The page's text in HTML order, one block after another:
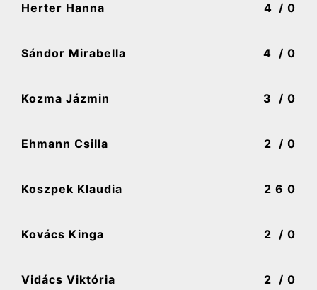
Herter Hanna 4 / 0
Sándor Mirabella 4 / 0
Kozma Jázmin 3 / 0
Ehmann Csilla 2 / 0
Koszpek Klaudia 2 6 0
Kovács Kinga 2 / 0
Vidács Viktória 2 / 0